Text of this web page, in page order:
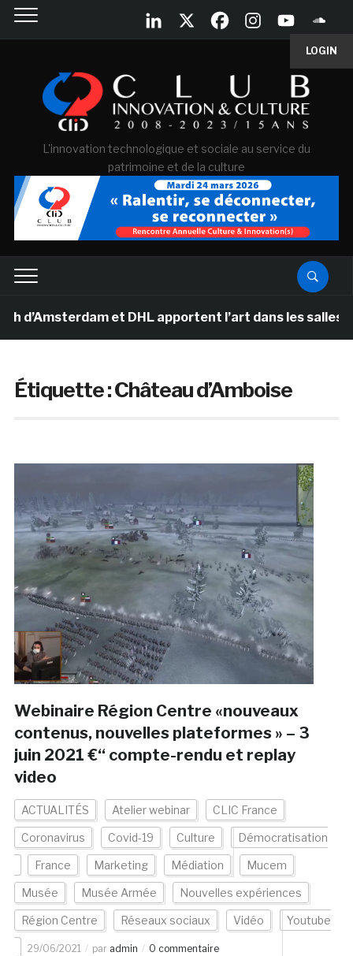
LOGIN
L'innovation technologique et sociale au service du
patrimoine et de la culture
et DHL apportent l’art dans les salles de
Étiquette :Château d’Amboise
Webinaire Région Centre «nouveaux
contenus, nouvelles plateformes » – 3
juin 2021 €“ compte-rendu et replay
video
ACTUALITÉS Atelier webinar CLIC France
Coronavirus Covid-19 Culture Démocratisation
France Marketing Médiation Mucem
Musée Musée Armée Nouvelles expériences
Région Centre Réseaux sociaux Vidéo Youtube
29/06/2021 par admin 0 commentaire